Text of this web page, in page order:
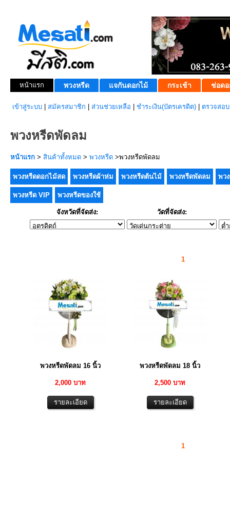
หน้าแรก พวงหรีด แจกันดอกไม้ กระเช้า ช่อดอ
เข้าสู่ระบบ สมัครสมาชิก ส่วนช่วยเหลือ ชำระเงิน(บัตรเครดิต) ตรวจสอ
พวงหรีดพัดลม
หน้าแรก > สินค้าทั้งหมด > พวงหรีด >พวงหรีดพัดลม
พวงหรีดดอกไม้สด พวงหรีดผ้าห่ม พวงหรีดต้นไม้ พวงหรีดพัดลม พว
พวงหรีด VIP พวงหรีดของใช้
จังหวัดที่จัดส่ง: วัดที่จัดส่ง:
1
พวงหรีดพัดลม 16 นิ้ว
2,000 บาท
พวงหรีดพัดลม 18 นิ้ว
2,500 บาท
1